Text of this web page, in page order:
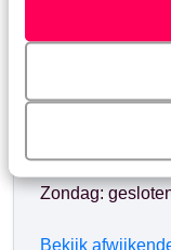
WhatsApp ons
kunt ons op
rekening met
Maandag t/m
Zaterdag: 10:00-
Zondag:
Bekijk